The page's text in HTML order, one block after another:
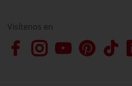
Visítenos en